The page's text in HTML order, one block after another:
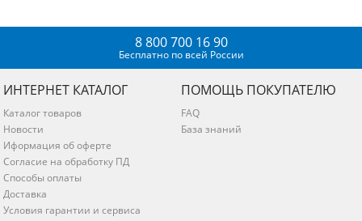
8 800 700 16 90
Бесплатно по всей России
ИНТЕРНЕТ КАТАЛОГ
Каталог товаров
Новости
Иформация об оферте
Согласие на обработку ПД
Способы оплаты
Доставка
Условия гарантии и сервиса
ПОМОЩЬ ПОКУПАТЕЛЮ
FAQ
База знаний